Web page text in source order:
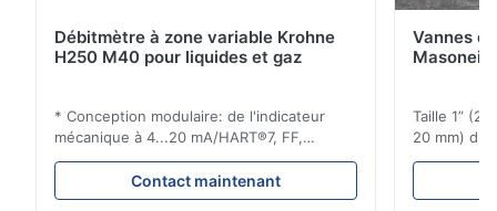
Débitmètre à zone variable Krohne
H250 M40 pour liquides et gaz
* Conception modulaire: de l'indicateur
mécanique à 4...20 mA/HART®7, FF,
Profibus-PA et totalizateur * N'importe
quelle position d'installation: verticale,
horizontale ou dans les tuyaux
Contact maintenant
Vannes
Taille 1”
20 mm)
brides :